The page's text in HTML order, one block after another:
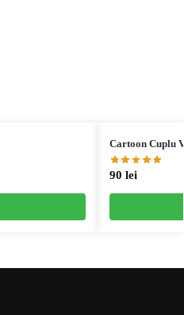
Cartoon Cuplu
90 lei